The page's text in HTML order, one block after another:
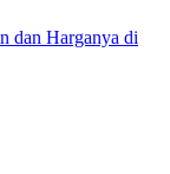
dan Harganya di